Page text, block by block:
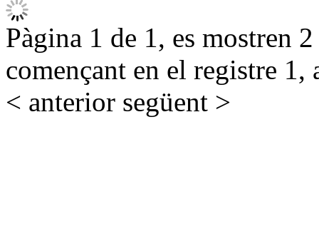
Pàgina 1 de 1, es mostren
començant en el registre 1,
< anterior següent >